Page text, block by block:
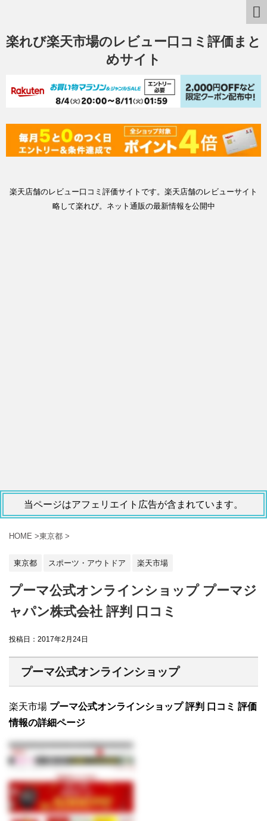
楽れび楽天市場のレビュー口コミ評価まと
めサイト
楽天店舗のレビュー口コミ評価サイトです。楽天店舗のレビューサイト
略して楽れび。ネット通販の最新情報を公開中
当ページはアフェリエイト広告が含まれています。
HOME >東京都 >
東京都 スポーツ・アウトドア 楽天市場
プーマ公式オンラインショップ プーマジ
ャパン株式会社 評判 口コミ
投稿日： 2017年2月24日
プーマ公式オンラインショップ
楽天市場 プーマ公式オンラインショップ 評判 口コミ 評価
情報の詳細ページ